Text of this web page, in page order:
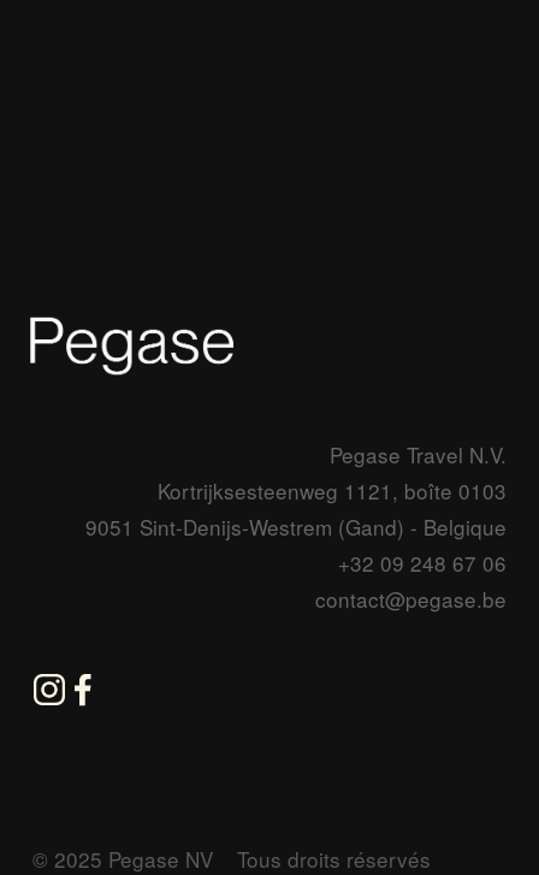
Pegase Travel N.V.
Kortrijksesteenweg 1121, boîte 0103
9051 Sint-Denijs-Westrem (Gand) - Belgique
+32 09 248 67 06
contact@pegase.be